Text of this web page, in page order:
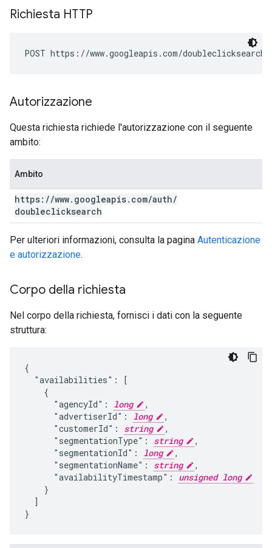
Richiesta HTTP
POST https://www.googleapis.com/
Autorizzazione
Questa richiesta richiede l'autorizzazione con il seguente
ambito:
Ambito
https: //www. googleapis. com/auth/
doubleclicksearch
Per ulteriori informazioni, consulta la pagina Autenticazione
e autorizzazione.
Corpo della richiesta
Nel corpo della richiesta, fornisci i dati con la seguente
struttura:
{
  "availabilities": [
    {
      "agencyId":
long
,
      "advertiserId":
long
,
      "customerId":
string
,
      "segmentationType":
string
,
      "segmentationId":
long
,
      "segmentationName":
string
,
      "availabilityTimestamp":
unsigned long
    }
  ]
}